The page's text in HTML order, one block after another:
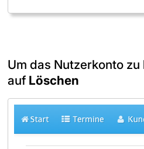
Um das Nutzerkonto
auf Löschen